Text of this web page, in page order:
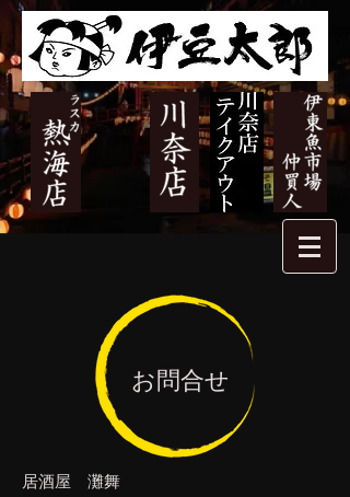
お問合せ
居酒屋 灘舞